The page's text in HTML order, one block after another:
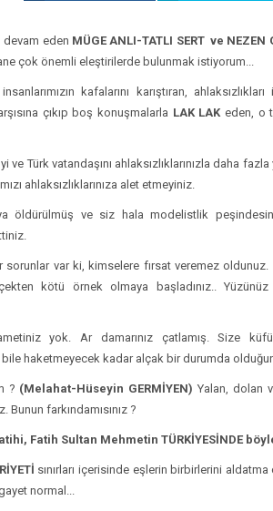
devam eden MÜGE ANLI-TATLI SERT ve NEZEN
çok önemli eleştirilerde bulunmak istiyorum...
kafalarını karıştıran,
çıkıp boş konuşmalarla LAK LAK eden, o
ve Türk vatandaşını ahlaksızlıklarınızla daha fazla
ahlaksızlıklarınıza alet etmeyiniz.
öldürülmüş ve siz hala modelistlik
sorunlar var ki, kimselere fırsat veremez
kötü örnek olmaya başladınız.. Yüzünüz
yok. Ar damarınız çatlamış. Size
haketmeyecek kadar alçak bir durumda
? (Melahat-Hüseyin GERMİYEN) Yalan, dolan
farkındamısınız ?
Fatih Sultan Mehmetin TÜRKİYESİNDE
sınırları içerisinde eşlerin birbirlerini
normal...